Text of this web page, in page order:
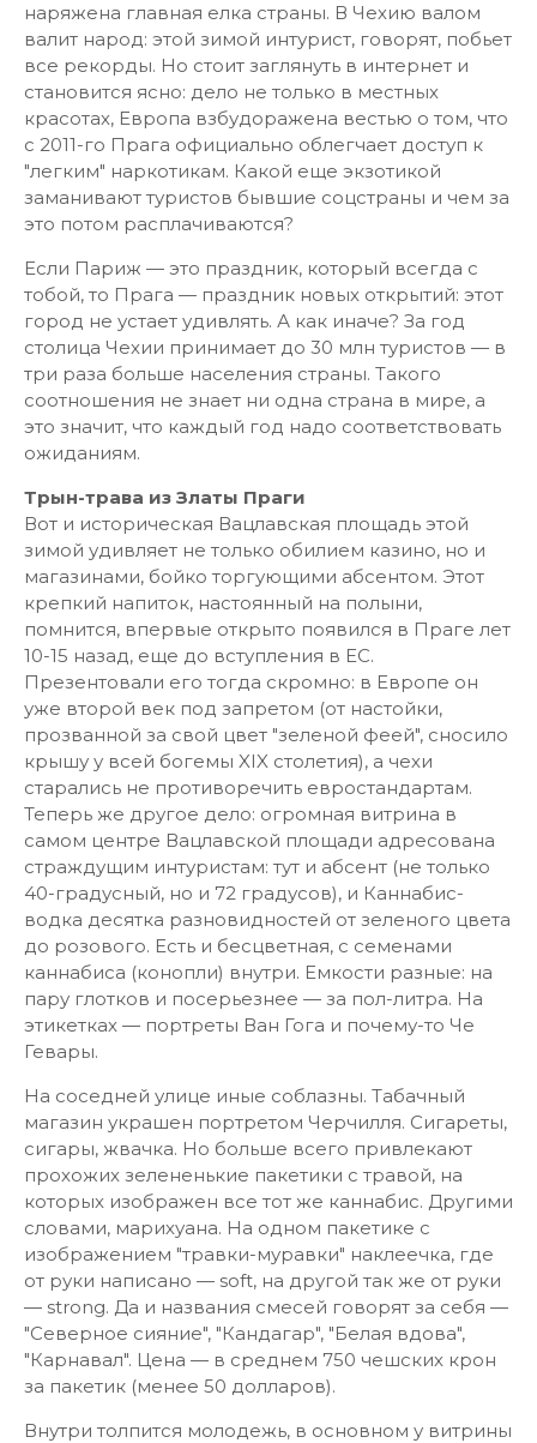
наряжена главная елка страны. В Чехию валом
валит народ: этой зимой интурист, говорят, побьет
все рекорды. Но стоит заглянуть в интернет и
становится ясно: дело не только в местных
красотах, Европа взбудоражена вестью о том, что
с 2011-го Прага официально облегчает доступ к
"легким" наркотикам. Какой еще экзотикой
заманивают туристов бывшие соцстраны и чем за
это потом расплачиваются?
Если Париж — это праздник, который всегда с
тобой, то Прага — праздник новых открытий: этот
город не устает удивлять. А как иначе? За год
столица Чехии принимает до 30 млн туристов — в
три раза больше населения страны. Такого
соотношения не знает ни одна страна в мире, а
это значит, что каждый год надо соответствовать
ожиданиям.
Трын-трава из Златы Праги
Вот и историческая Вацлавская площадь этой
зимой удивляет не только обилием казино, но и
магазинами, бойко торгующими абсентом. Этот
крепкий напиток, настоянный на полыни,
помнится, впервые открыто появился в Праге лет
10-15 назад, еще до вступления в ЕС.
Презентовали его тогда скромно: в Европе он
уже второй век под запретом (от настойки,
прозванной за свой цвет "зеленой феей", сносило
крышу у всей богемы XIX столетия), а чехи
старались не противоречить евростандартам.
Теперь же другое дело: огромная витрина в
самом центре Вацлавской площади адресована
страждущим интуристам: тут и абсент (не только
40-градусный, но и 72 градусов), и Каннабис-
водка десятка разновидностей от зеленого цвета
до розового. Есть и бесцветная, с семенами
каннабиса (конопли) внутри. Емкости разные: на
пару глотков и посерьезнее — за пол-литра. На
этикетках — портреты Ван Гога и почему-то Че
Гевары.
На соседней улице иные соблазны. Табачный
магазин украшен портретом Черчилля. Сигареты,
сигары, жвачка. Но больше всего привлекают
прохожих зелененькие пакетики с травой, на
которых изображен все тот же каннабис. Другими
словами, марихуана. На одном пакетике с
изображением "травки-муравки" наклеечка, где
от руки написано — soft, на другой так же от руки
— strong. Да и названия смесей говорят за себя —
"Северное сияние", "Кандагар", "Белая вдова",
"Карнавал". Цена — в среднем 750 чешских крон
за пакетик (менее 50 долларов).
Внутри толпится молодежь, в основном у витрины